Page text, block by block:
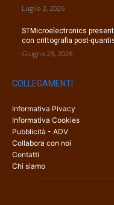
Luglio 2, 2026
STMicroelectronics
con crittografia post-
Giugno 25, 2026
COLLEGAMENTI
Informativa Pivacy
Informativa Cookies
Pubblicità - ADV
Collabora con noi
Contatti
Chi siamo